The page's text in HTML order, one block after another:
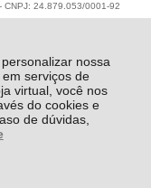
nossa
serviços de
virtual, você nos
do cookies e
de dúvidas,
CNPJ: 24.879.053/0001-92